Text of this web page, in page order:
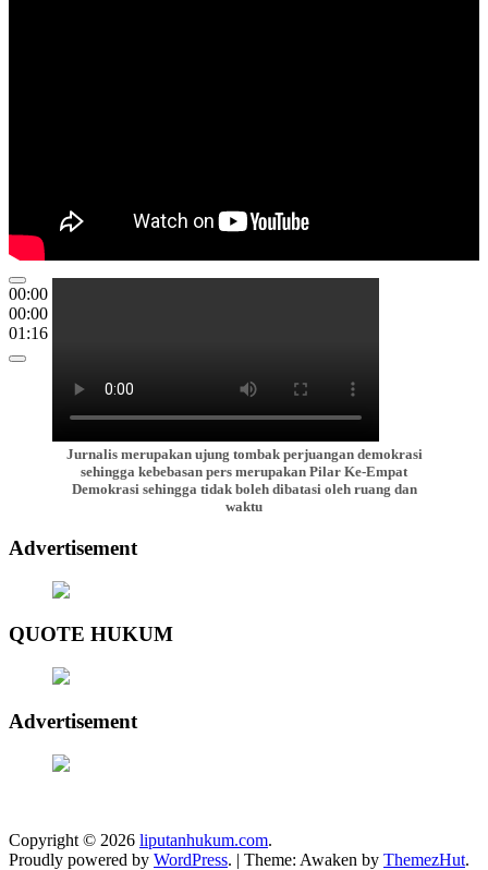
00:00
00:00
01:16
Jurnalis merupakan ujung tombak perjuangan demokrasi
sehingga kebebasan pers merupakan Pilar Ke-Empat
Demokrasi sehingga tidak boleh dibatasi oleh ruang dan
waktu
Advertisement
QUOTE HUKUM
Advertisement
Copyright © 2026 liputanhukum.com.
Proudly powered by WordPress. | Theme: Awaken by ThemezHut.